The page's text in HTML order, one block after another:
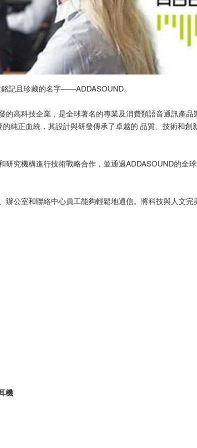
記且珍藏的名字——ADDASOUND。
高科技企業，是全球著名的專業及消費類語音通訊產
純正血統，其設計與研發傳承了卓越的 品質、技術和創
究機構進行技術戰略合作，並通過ADDASOUND的全
公室和聯絡中心員工能夠輕鬆地通信。將科技與人文
機